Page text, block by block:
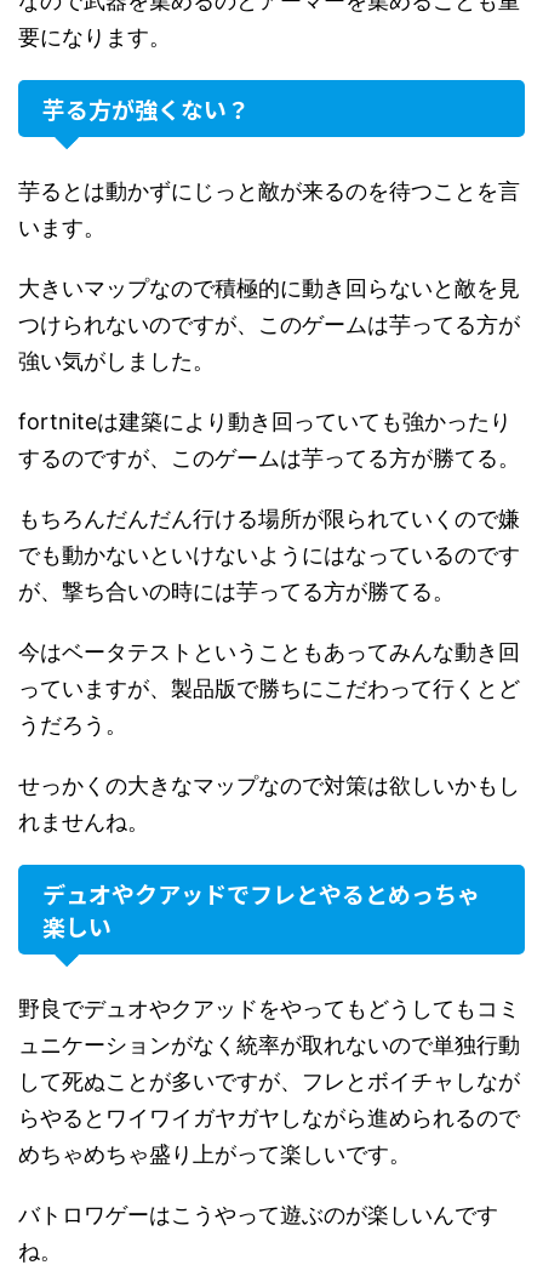
要になります。
芋る方が強くない？
芋るとは動かずにじっと敵が来るのを待つことを言
います。
大きいマップなので積極的に動き回らないと敵を見
つけられないのですが、このゲームは芋ってる方が
強い気がしました。
fortniteは建築により動き回っていても強かったり
するのですが、このゲームは芋ってる方が勝てる。
もちろんだんだん行ける場所が限られていくので嫌
でも動かないといけないようにはなっているのです
が、撃ち合いの時には芋ってる方が勝てる。
今はベータテストということもあってみんな動き回
っていますが、製品版で勝ちにこだわって行くとど
うだろう。
せっかくの大きなマップなので対策は欲しいかもし
れませんね。
デュオやクアッドでフレとやるとめっちゃ
楽しい
野良でデュオやクアッドをやってもどうしてもコミ
ュニケーションがなく統率が取れないので単独行動
して死ぬことが多いですが、フレとボイチャしなが
らやるとワイワイガヤガヤしながら進められるので
めちゃめちゃ盛り上がって楽しいです。
バトロワゲーはこうやって遊ぶのが楽しいんです
ね。